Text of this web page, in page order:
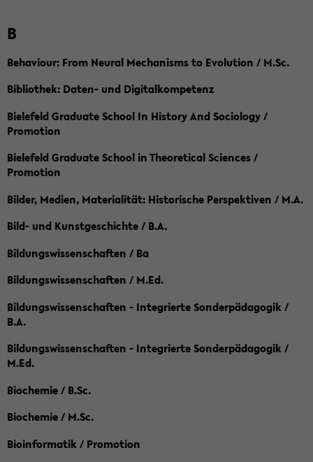
B
Behaviour: From Neural Mechanisms to Evolution / M.Sc.
Bibliothek: Daten- und Digitalkompetenz
Bielefeld Graduate School In History And Sociology /
Promotion
Bielefeld Graduate School in Theoretical Sciences /
Promotion
Bilder, Medien, Materialität: Historische Perspektiven / M.A.
Bild- und Kunstgeschichte / B.A.
Bildungswissenschaften / Ba
Bildungswissenschaften / M.Ed.
Bildungswissenschaften - Integrierte Sonderpädagogik /
B.A.
Bildungswissenschaften - Integrierte Sonderpädagogik /
M.Ed.
Biochemie / B.Sc.
Biochemie / M.Sc.
Bioinformatik / Promotion